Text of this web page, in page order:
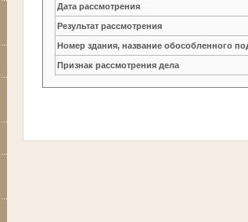
Дата рассмотрения
Результат рассмотрения
Номер здания, название обособленного
Признак рассмотрения дела